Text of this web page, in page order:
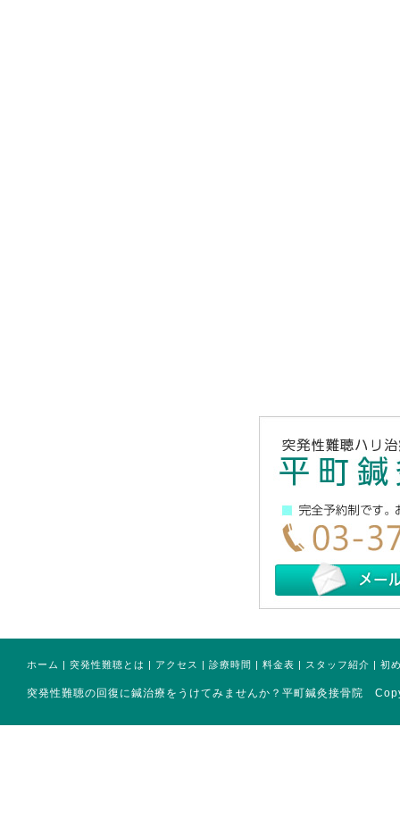
ホーム | 突発性難聴とは | アクセス | 診療時間 | 料金表 | スタッフ紹介 | 初
突発性難聴の回復に鍼治療をうけてみませんか？平町鍼灸接骨院